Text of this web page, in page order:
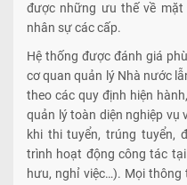
được những ưu thế về
nhân sự các cấp.
Hệ thống được đánh giá
cơ quan quản lý Nhà nước
theo các quy định hiện
quản lý toàn diện nghiệp vụ
khi thi tuyển, trúng tuyển,
trình hoạt động công tác
hưu, nghỉ việc…). Mọi